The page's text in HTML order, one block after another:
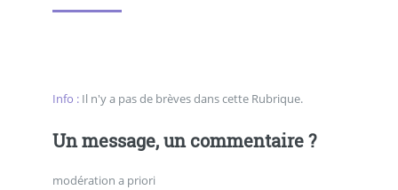
Info :Il n'y a pas de brèves dans cette Rubrique.
Un message, un commentaire ?
modération a priori